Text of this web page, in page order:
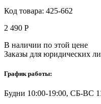
Код товара: 425-662
2 490 Р
В наличии по этой цене
Заказы для юридических
График работы:
Будни 10:00-19:00, СБ-ВС